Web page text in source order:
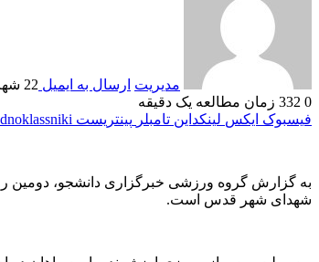
مدیریت ارسال به ایمیل 22 شهریور 1404
0
زمان مطالعه یک دقیقه
فیسبوک ایکس لینکداین تامبلر پینتریست
به گزارش گروه ورزشی خبرگزاری دانشجو، دومین
شهدای شهر قدس است.